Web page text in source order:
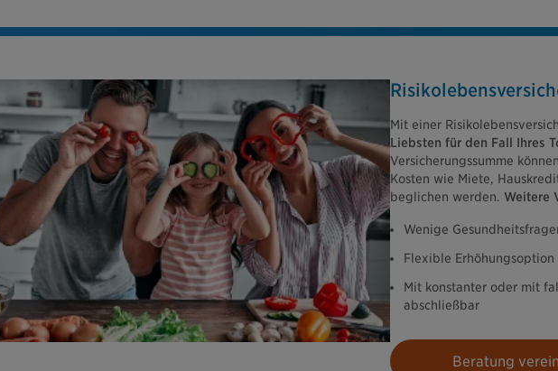
Mit einer
Liebsten für den Fall Ihres
Versicherungssumme
Kosten wie Miete,
beglichen werden. Weitere
Wenige
Flexible Erhöhungsoption
Mit konstanter oder mit
abschließbar
Beratung